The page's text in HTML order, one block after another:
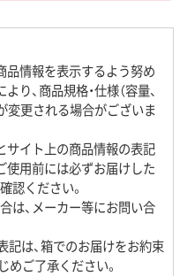
品情報を表示するよう努め
り、商品規格・仕様（容量、
変更される場合がございま
サイト上の商品情報の表記
使用前には必ずお届けした
認ください。
は、メーカー等にお問い合
記は、箱でのお届けをお約束
めご了承ください。